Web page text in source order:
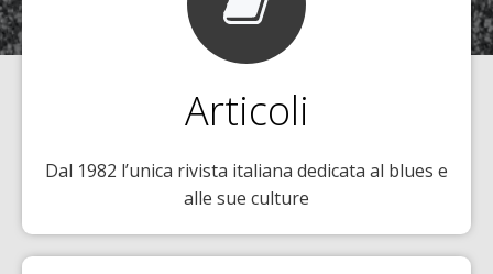
Articoli
Dal 1982 l’unica rivista italiana dedicata al blues e
alle sue culture